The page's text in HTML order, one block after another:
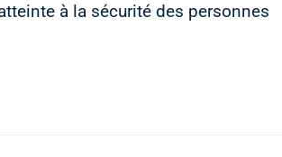
à la sécurité des personnes